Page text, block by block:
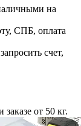
на
СПБ, оплата
счет,
от 50 кг.